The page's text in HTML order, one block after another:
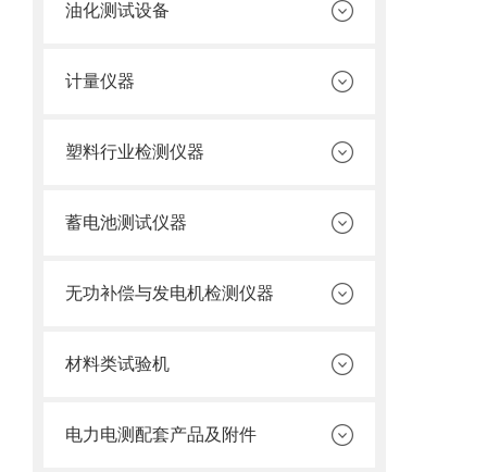
油化测试设备
计量仪器
塑料行业检测仪器
蓄电池测试仪器
无功补偿与发电机检测仪器
材料类试验机
电力电测配套产品及附件